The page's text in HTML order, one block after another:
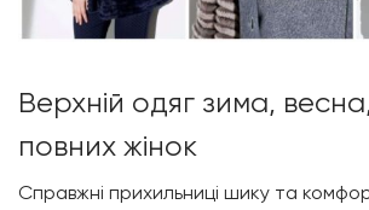
Верхній одяг зима,
повних жінок
Справжні прихильниці шику та